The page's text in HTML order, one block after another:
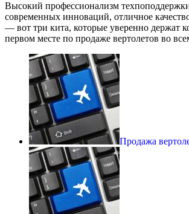
Высокий профессионализм
современных инноваций, отличное
— вот три кита, которые уверенно держат
первом месте по продаже вертолетов во
Продажа